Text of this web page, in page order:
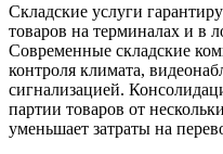
Складские услуги
товаров на терминалах и в
Современные складские
контроля климата,
сигнализацией.
партии товаров от
уменьшает затраты на